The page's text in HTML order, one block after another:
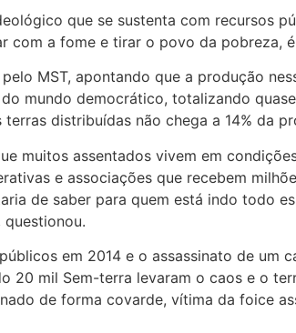
que se sustenta com recursos
a fome e tirar o povo da pobreza, é
MST, apontando que a produção
mundo democrático, totalizando
distribuídas não chega a 14% da
muitos assentados vivem em
e associações que recebem
de saber para quem está indo todo
questionou.
em 2014 e o assassinato de um
mil Sem-terra levaram o caos e o
de forma covarde, vítima da foice